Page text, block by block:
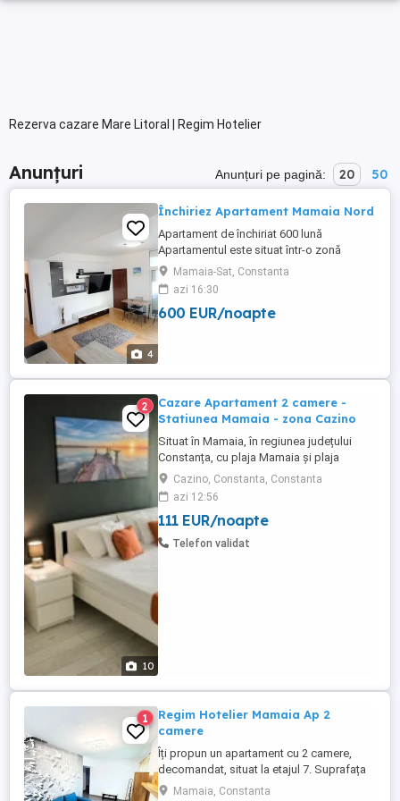
Rezerva cazare Mare Litoral | Regim Hotelier
Anunțuri Anunțuri pe pagină: 20 50
4
Închiriez Apartament Mamaia Nord
Apartament de închiriat 600 lună
Apartamentul este situat într-o zonă
liniștită din Mamaia Nord. Complet
mobilat și utilat, gata de mutare. Loc de
parcare în fața blocului. Detalii în privat.
Mamaia-Sat, Constanta
azi 16:30
600 EUR/noapte
10
2
Cazare Apartament 2 camere -
Statiunea Mamaia - zona Cazino
Situat în Mamaia, în regiunea județului
Constanța, cu plaja Mamaia și plaja
Myrtos în apropiere, Diamond View
Apartments oferă cazare cu parcare
privată gratuită garantată pentru fiecare
apartament. Apartamente cu doua camera
de inchiriat in regim hotelier, Statiunea
Cazino, Constanta, Constanta
azi 12:56
111 EUR/noapte
Telefon validat
1
Regim Hotelier Mamaia Ap 2
camere
Îți propun un apartament cu 2 camere,
decomandat, situat la etajul 7. Suprafața
utilă este de 65 mp, iar finisajele sunt de
Mamaia, Constanta